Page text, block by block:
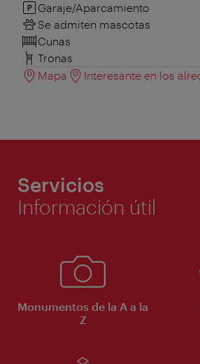
Garaje/Aparcamiento
Se admiten mascotas
Cunas
Tronas
Mapa
Interesante en los
Servicios
Información útil
Monumentos de la A a la
Z